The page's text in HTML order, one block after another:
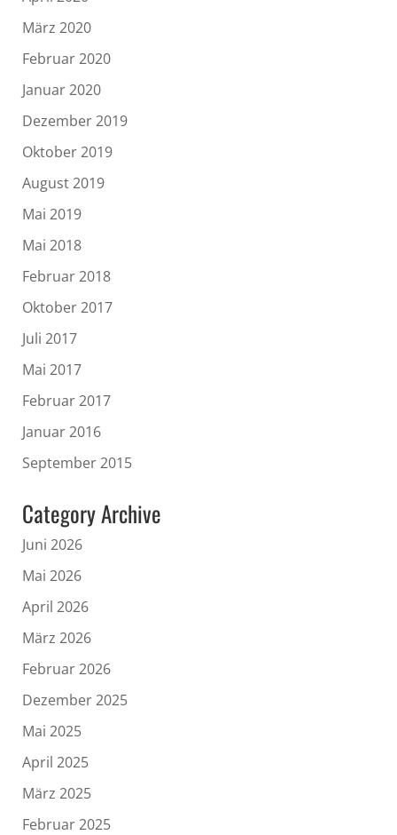
März 2020
Februar 2020
Januar 2020
Dezember 2019
Oktober 2019
August 2019
Mai 2019
Mai 2018
Februar 2018
Oktober 2017
Juli 2017
Mai 2017
Februar 2017
Januar 2016
September 2015
Category Archive
Juni 2026
Mai 2026
April 2026
März 2026
Februar 2026
Dezember 2025
Mai 2025
April 2025
März 2025
Februar 2025